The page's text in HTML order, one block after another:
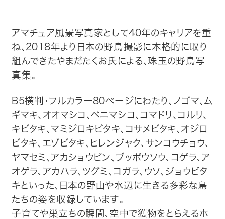
社会・思想・哲学
写真集
電子書籍
ご案内
トップ
自費出版したい方
メディア紹介
購入方法
アマチュア風景写真家として40年のキャリアを重
ね、2018年より日本の野鳥撮影に本格的に取り
組んできたやまだたくお氏による、珠玉の野鳥写
真集。
B5横判・フルカラー80ページにわたり、ノゴマ、ム
ギマキ、オオマシコ、ベニマシコ、コマドリ、コルリ、
キビタキ、マミジロキビタキ、コサメビタキ、オジロ
ビタキ、エゾビタキ、ヒレンジャク、サンコウチョウ、
ヤマセミ、アカショウビン、ブッポウソウ、コゲラ、ア
オゲラ、アカハラ、ツグミ、コガラ、ウソ、ジョウビタ
キといった、日本の野山や水辺に生きる多彩な鳥
たちの姿を収録しています。
子育てや巣立ちの瞬間、空中で獲物をとらえるホ